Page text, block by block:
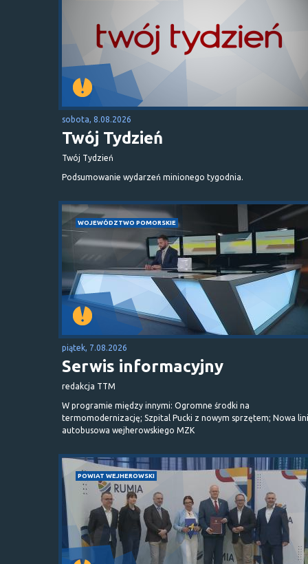
sobota, 8.08.2026
Twój Tydzień
Twój Tydzień
Podsumowanie wydarzeń minionego tygodnia.
WOJEWÓDZTWO POMORSKIE
piątek, 7.08.2026
Serwis informacyjny
redakcja TTM
W programie między innymi: Ogromne środki na
termomodernizację; Szpital Pucki z nowym sprzętem; Nowa
autobusowa wejherowskiego MZK
POWIAT WEJHEROWSKI